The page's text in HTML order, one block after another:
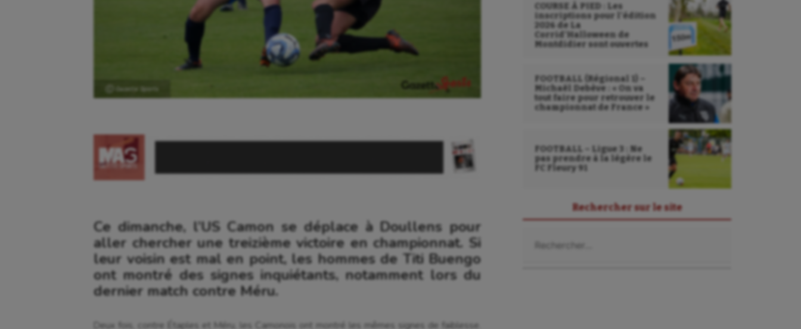
Ⓒ Gazette Sports
Ce dimanche, l’US Camon se déplace à Doullens pour
aller chercher une treizième victoire en championnat. Si
leur voisin est mal en point, les hommes de Titi Buengo
ont montré des signes inquiétants, notamment lors du
dernier match contre Méru.
Deux fois, contre Étaples et Méru, les Camonois ont montré les mêmes signes de faiblesse.
COURSE À PIED : Les
inscriptions pour l’édition
2026 de La
Corrid’Halloween de
Montdidier sont ouvertes
FOOTBALL (Régional 1) –
Michaël Debève : « On va
tout faire pour retrouver le
championnat de France »
FOOTBALL – Ligue 3 : Ne
pas prendre à la légère le
FC Fleury 91
Rechercher sur le site